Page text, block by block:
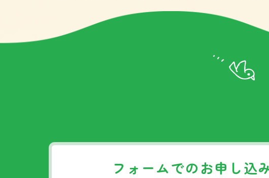
フォームでのお申し込